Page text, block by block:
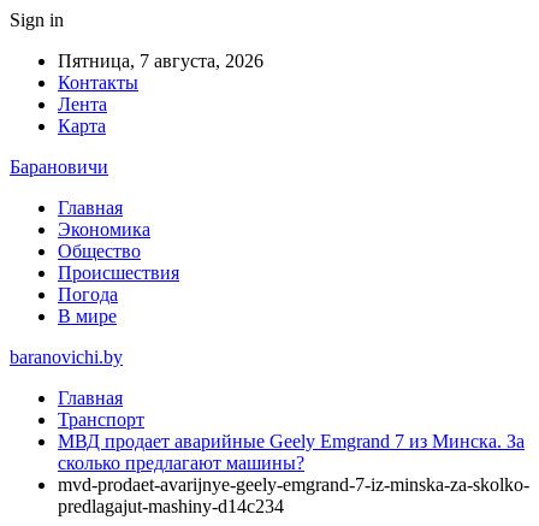
Sign in
Пятница, 7 августа, 2026
Контакты
Лента
Карта
Барановичи
Главная
Экономика
Общество
Происшествия
Погода
В мире
baranovichi.by
Главная
Транспорт
МВД продает аварийные Geely Emgrand 7 из Минска. За
сколько предлагают машины?
mvd-prodaet-avarijnye-geely-emgrand-7-iz-minska-za-skolko-
predlagajut-mashiny-d14c234